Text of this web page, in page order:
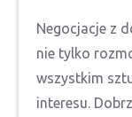
Negocjacje z
nie tylko
wszystkim
interesu.